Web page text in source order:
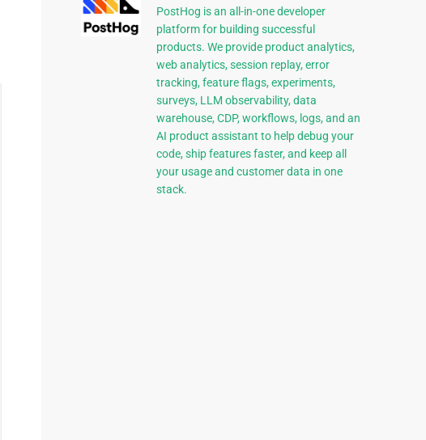
PostHog is an all-in-one developer
platform for building successful
products. We provide product analytics,
web analytics, session replay, error
tracking, feature flags, experiments,
surveys, LLM observability, data
warehouse, CDP, workflows, logs, and an
AI product assistant to help debug your
code, ship features faster, and keep all
your usage and customer data in one
stack.